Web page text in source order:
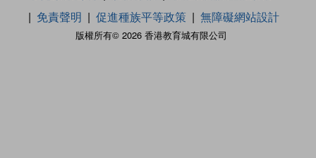
版權所有© 2026 香港教育城有限公司
免責聲明
促進種族平等政策 無障礙網站設計